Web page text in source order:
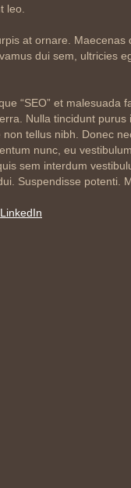
leo.
at ornare. Maecenas
dui sem, ultricies
“SEO” et malesuada
Nulla tincidunt purus
tellus nibh. Donec
nunc, eu
sem interdum
Suspendisse potenti.
LinkedIn